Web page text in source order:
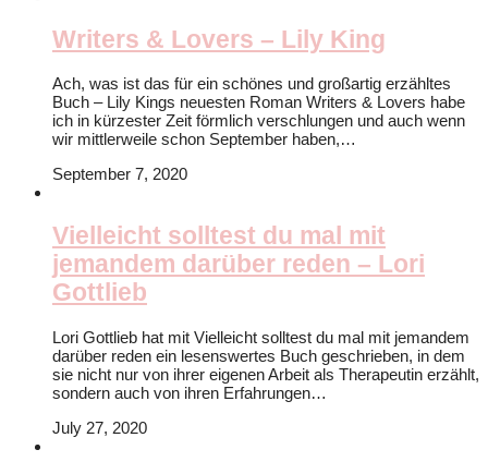
Writers & Lovers – Lily King
Ach, was ist das für ein schönes und großartig erzähltes
Buch – Lily Kings neuesten Roman Writers & Lovers habe
ich in kürzester Zeit förmlich verschlungen und auch wenn
wir mittlerweile schon September haben,…
September 7, 2020
Vielleicht solltest du mal mit
jemandem darüber reden – Lori
Gottlieb
Lori Gottlieb hat mit Vielleicht solltest du mal mit jemandem
darüber reden ein lesenswertes Buch geschrieben, in dem
sie nicht nur von ihrer eigenen Arbeit als Therapeutin erzählt,
sondern auch von ihren Erfahrungen…
July 27, 2020